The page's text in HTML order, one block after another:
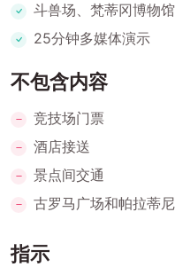
斗兽场、梵蒂冈博物
25分钟多媒体演示
不包含内容
竞技场门票
酒店接送
景点间交通
古罗马广场和帕拉蒂
指示